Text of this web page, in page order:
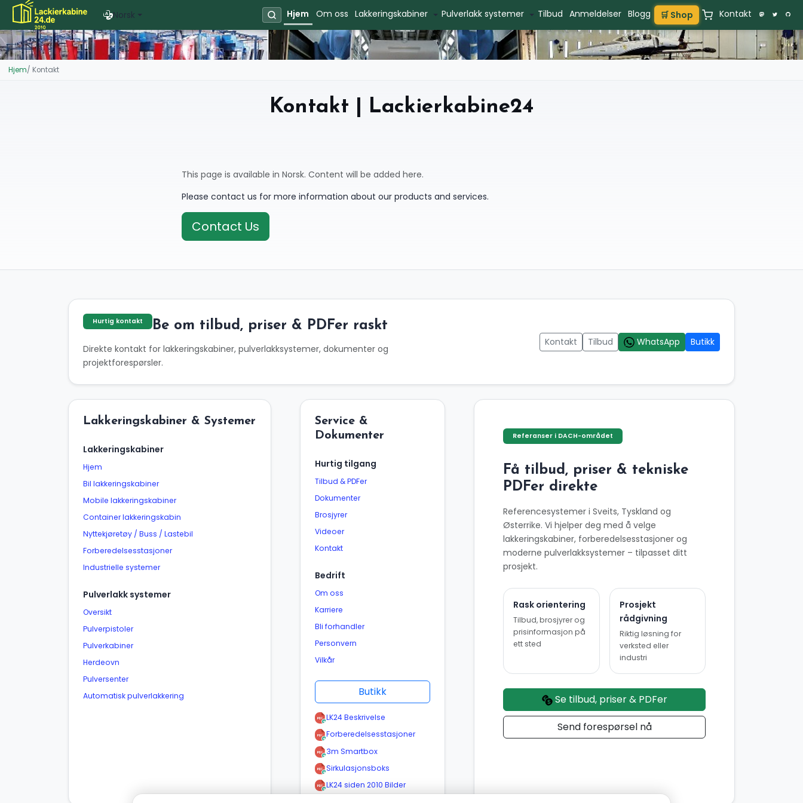
Norsk Hjem Om oss Lakkeringskabiner Pulverlakk systemer Tilbud Anmeldelser Blogg 🛒 Shop Kontakt
Hjem Kontakt
Kontakt | Lackierkabine24
This page is available in Norsk. Content will be added here.
Please contact us for more information about our products and services.
Contact Us
Hurtig kontakt Be om tilbud, priser & PDFer raskt
Direkte kontakt for lakkeringskabiner, pulverlakksystemer, dokumenter og
projektforespørsler.
Kontakt Tilbud WhatsApp Butikk
Lakkeringskabiner & Systemer
Lakkeringskabiner
Hjem
Bil lakkeringskabiner
Mobile lakkeringskabiner
Container lakkeringskabin
Nyttekjøretøy / Buss / Lastebil
Forberedelsesstasjoner
Industrielle systemer
Pulverlakk systemer
Oversikt
Pulverpistoler
Pulverkabiner
Herdeovn
Pulversenter
Automatisk pulverlakkering
Service &
Dokumenter
Hurtig tilgang
Tilbud & PDFer
Dokumenter
Brosjyrer
Videoer
Kontakt
Bedrift
Om oss
Karriere
Bli forhandler
Personvern
Vilkår
Butikk
LK24 Beskrivelse
Forberedelsesstasjoner
3m Smartbox
Sirkulasjonsboks
LK24 siden 2010 Bilder
Referanser i DACH-området
Få tilbud, priser & tekniske
PDFer direkte
Referencesystemer i Sveits, Tyskland og
Østerrike. Vi hjelper deg med å velge
lakkeringskabiner, forberedelsesstasjoner og
moderne pulverlakksystemer – tilpasset ditt
prosjekt.
Rask orientering
Tilbud, brosjyrer og
prisinformasjon på
ett sted
Prosjekt
rådgivning
Riktig løsning for
verksted eller
industri
Se tilbud, priser & PDFer
Send forespørsel nå